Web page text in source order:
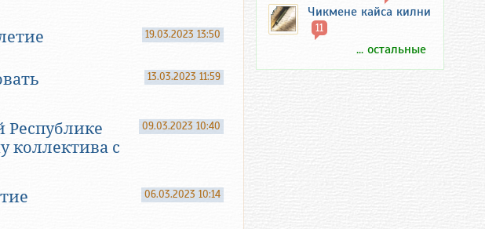
19.03.2023 13:50
13.03.2023 11:59
09.03.2023 10:40
коллектива с
06.03.2023 10:14
Чикмене кайса килни
11
... остальные